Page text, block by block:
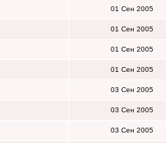
01 Сен 2005
01 Сен 2005
01 Сен 2005
01 Сен 2005
03 Сен 2005
03 Сен 2005
03 Сен 2005